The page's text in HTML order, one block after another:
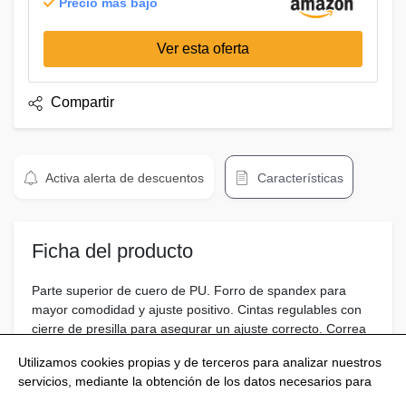
Ver esta oferta
Compartir
Activa alerta de descuentos Características
Ficha del producto
Parte superior de cuero de PU. Forro de spandex para
mayor comodidad y ajuste positivo. Cintas regulables con
cierre de presilla para asegurar un ajuste correcto. Correa
Utilizamos cookies propias y de terceros para analizar nuestros
servicios, mediante la obtención de los datos necesarios para